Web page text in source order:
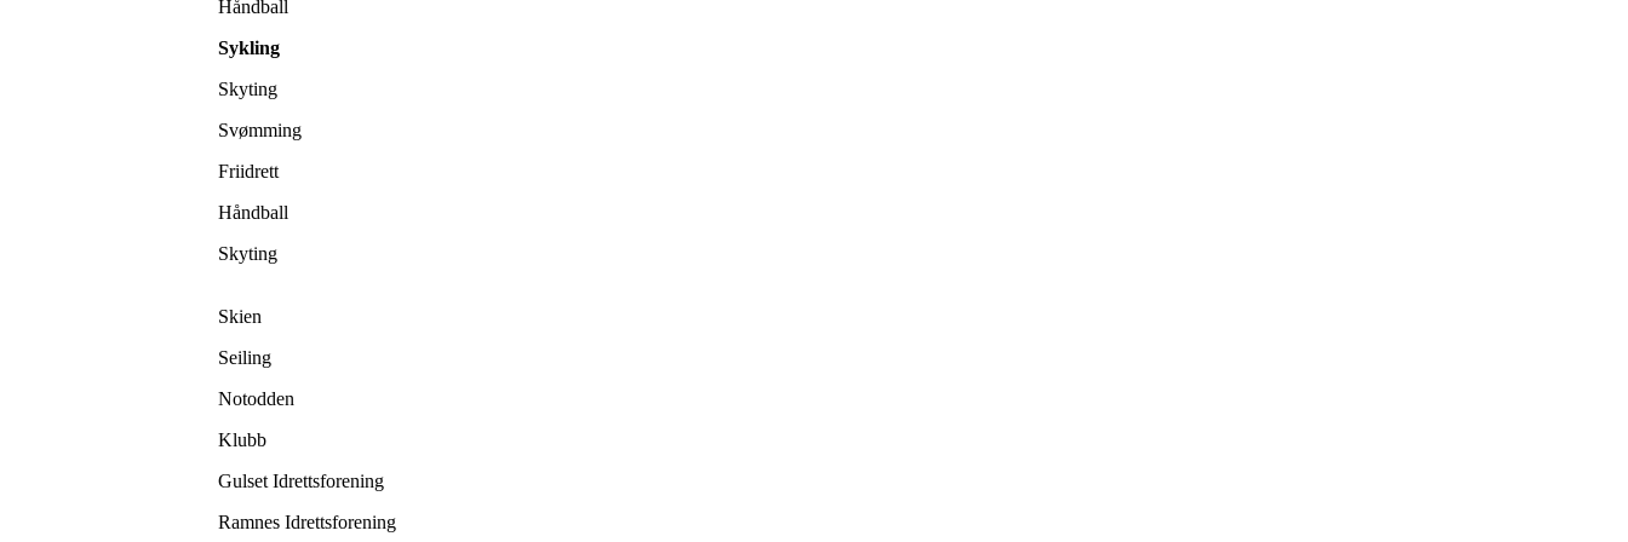
Håndball
Sykling
Skyting
Svømming
Friidrett
Håndball
Skyting
Skien
Seiling
Notodden
Klubb
Gulset Idrettsforening
Ramnes Idrettsforening